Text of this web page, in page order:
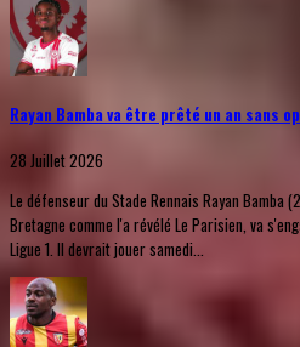
Rayan Bamba va être prêté un an sans
28 Juillet 2026
Le défenseur du Stade Rennais Rayan Bamba
Bretagne comme l'a révélé Le Parisien, va
Ligue 1. Il devrait jouer samedi...